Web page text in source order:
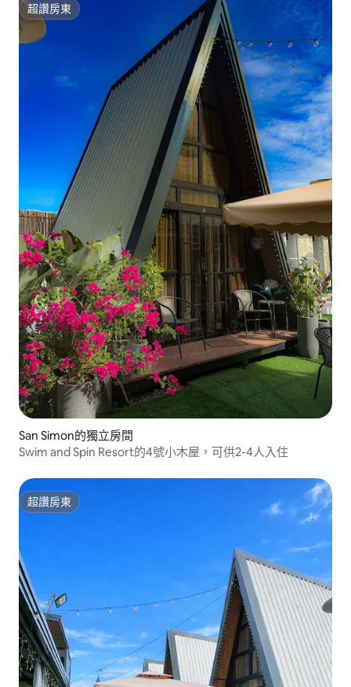
超讚房東
超讚房東
San Simon的獨立房間
Swim and Spin Resort的4號小木屋，可供2-4人入住
超讚房東
超讚房東